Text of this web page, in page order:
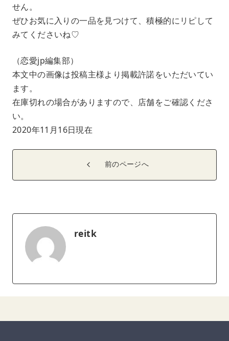
せん。
ぜひお気に入りの一品を見つけて、積極的にリピして
みてくださいね♡
（恋愛jp編集部）
本文中の画像は投稿主様より掲載許諾をいただいてい
ます。
在庫切れの場合がありますので、店舗をご確認くださ
い。
2020年11月16日現在
前のページへ
reitk